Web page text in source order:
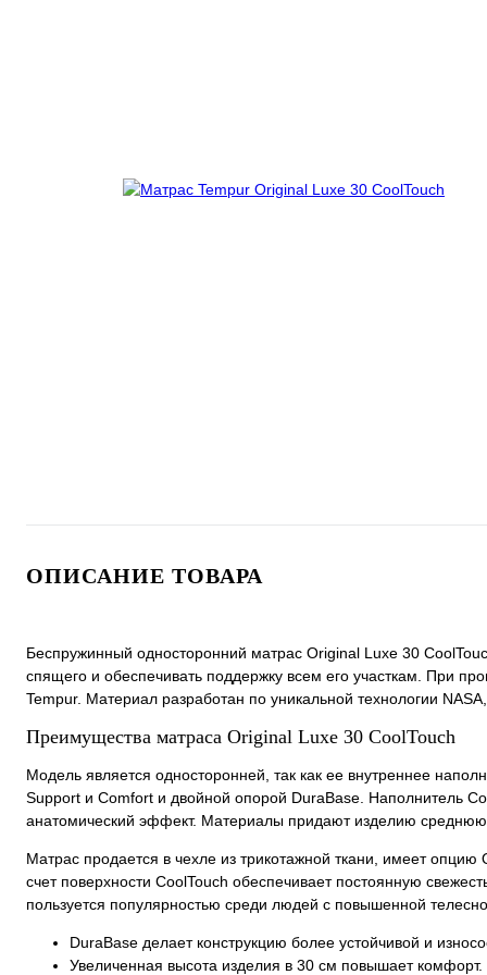
ОПИСАНИЕ ТОВАРА
Беспружинный односторонний матрас Original Luxe 30
спящего и обеспечивать поддержку всем его участкам. При
Tempur. Материал разработан по уникальной технологии
Преимущества матраса Original Luxe 30 CoolTouch
Модель является односторонней, так как ее внутреннее
Support и Comfort и двойной опорой DuraBase. Наполнитель
анатомический эффект. Материалы придают изделию среднюю
Матрас продается в чехле из трикотажной ткани, имеет
счет поверхности CoolTouch обеспечивает постоянную
пользуется популярностью среди людей с повышенной
DuraBase делает конструкцию более устойчивой и
Увеличенная высота изделия в 30 см повышает комфорт.